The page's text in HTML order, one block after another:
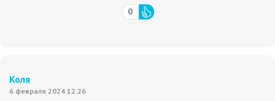
0
Коля
6 февраля 2024 12:26